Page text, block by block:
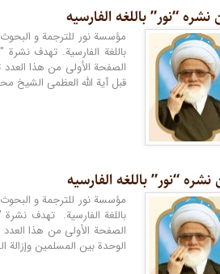
باللغة الفارسية. تهدف
الصفحة الأولى من هذا العدد
قبل آية الله العظمى الشيخ
باللغة الفارسية. تهدف
الصفحة الأولى من هذا
الوحدة بين المسلمين وإزالة